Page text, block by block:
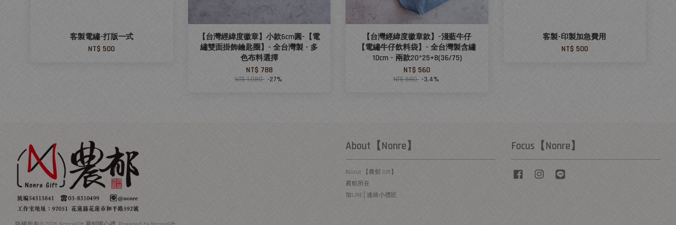
客製電繡-打版一式
NT$ 500
【台灣經緯度徽章】小款6cm圓-【電
繡雙面掛飾鑰匙圈】- 全台灣製 - 多
色布料選擇
NT$ 788
NT$ 1,080 -27%
【台灣經緯度徽章款】-淺藍牛仔
【電繡牛仔飲料袋】- 全台灣製含繡
10cm - 兩款20*25+8(36/75)
NT$ 560
NT$ 580 -3.4%
客製-印製加急費用
NT$ 500
About【Nonre】
About 【農郁 Gift】
農郁所在
加LINE│連絡小禮匠
Focus【Nonre】
Facebook Instagram